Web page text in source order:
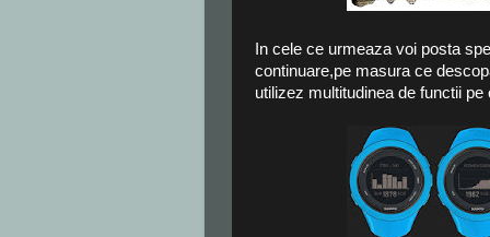
In cele ce urmeaza voi posta
continuare,pe masura ce
utilizez multitudinea de functii